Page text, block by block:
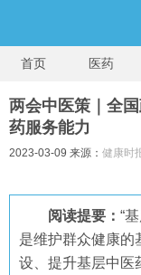
首页 医药
两会中医策｜全
药服务能力
2023-03-09 来源： 健康时
阅读提要： “
是维护群众健康的
设、提升基层中医